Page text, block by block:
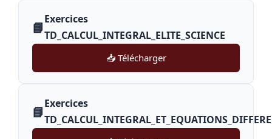
📘
Exercices
TD_CALCUL_INTEGRAL_ELITE_SCIENCE
📥 Télécharger
📘
Exercices